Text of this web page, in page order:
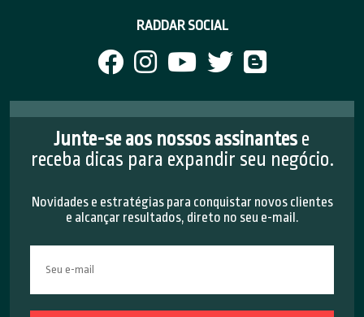
RADDAR SOCIAL
Junte-se aos nossos assinantes e
receba dicas para expandir seu negócio.
Novidades e estratégias para conquistar novos clientes
e alcançar resultados, direto no seu e-mail.